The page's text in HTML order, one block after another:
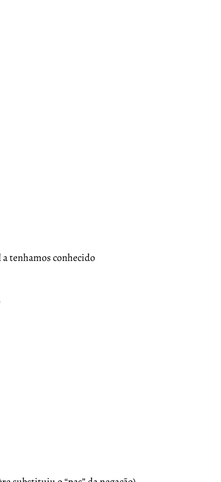
a tenhamos conhecido